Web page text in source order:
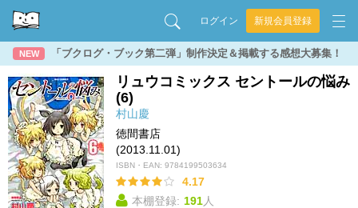
ログイン 新規会員登録
NEW 「ブクログ・ブック第二弾」制作決定＆掲載する感想大募集！
リュウコミックス セントールの悩み
(6)
村山慶
徳間書店
(2013.11.01)
ISBN・EAN: 9784199503634
4.17
本棚登録: 191人